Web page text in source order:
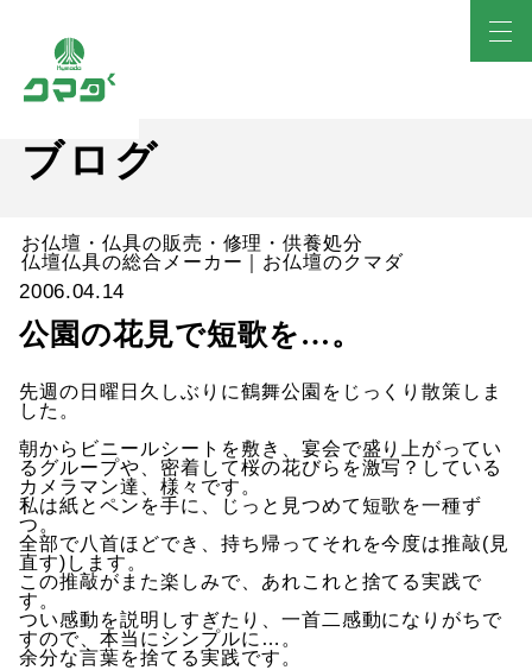
ブログ
お仏壇・仏具の販売・修理・供養処分
仏壇仏具の総合メーカー｜お仏壇のクマダ
2006.04.14
公園の花見で短歌を…。
先週の日曜日久しぶりに鶴舞公園をじっくり散策しま
した。
朝からビニールシートを敷き、宴会で盛り上がってい
るグループや、密着して桜の花びらを激写？している
カメラマン達、様々です。
私は紙とペンを手に、じっと見つめて短歌を一種ず
つ。
全部で八首ほどでき、持ち帰ってそれを今度は推敲(見
直す)します。
この推敲がまた楽しみで、あれこれと捨てる実践で
す。
つい感動を説明しすぎたり、一首二感動になりがちで
すので、本当にシンプルに…。
余分な言葉を捨てる実践です。